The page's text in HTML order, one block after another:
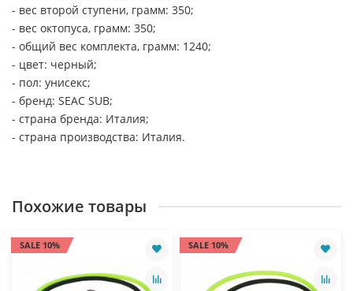
- вес второй ступени, грамм: 350;
- вес октопуса, грамм: 350;
- общий вес комплекта, грамм: 1240;
- цвет: черный;
- пол: унисекс;
- бренд: SEAC SUB;
- страна бренда: Италия;
- страна производства: Италия.
Похожие товары
SALE 10% SALE 10%